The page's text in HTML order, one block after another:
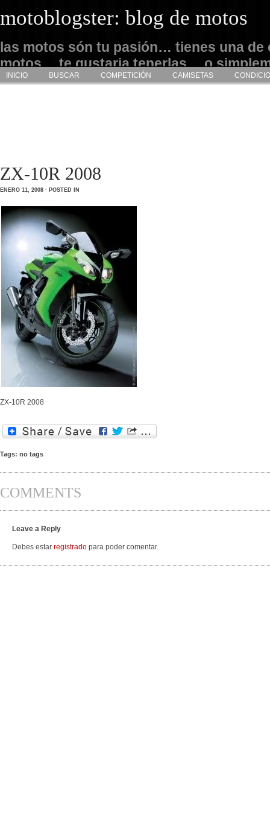
motoblogster: blog de motos
las motos són tu pasión… tienes una de
motos… te gustaria tenerlas… o
admirarlas… este es tu sitio
INICIO BUSCAR COMPETICIÓN CAMISETAS
ZX-10R 2008
ENERO 11, 2008 · POSTED IN
ZX-10R 2008
Tags: no tags
COMMENTS
Leave a Reply
Debes estar registrado para poder comentar.